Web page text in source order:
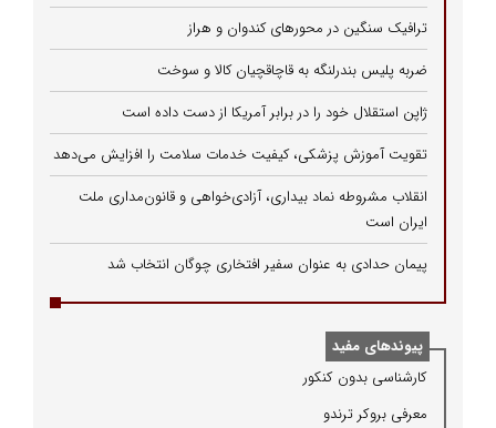
ترافیک سنگین در محورهای کندوان و هراز
ضربه پلیس بندرلنگه به قاچاقچیان کالا و سوخت
ژاپن استقلال خود را در برابر آمریکا از دست داده است
تقویت آموزش پزشکی، کیفیت خدمات سلامت را افزایش می‌دهد
انقلاب مشروطه نماد بیداری، آزادی‌خواهی و قانون‌مداری ملت
ایران است
پیمان حدادی به عنوان سفیر افتخاری چوگان انتخاب شد
پیوندهای مفید
كارشناسی بدون كنكور
معرفی بروكر ترندو